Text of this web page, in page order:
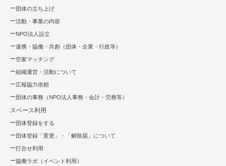
団体の立ち上げ
活動・事業の内容
NPO法⼈設⽴
連携・協働・共創（団体・企業・⾏政等）
空家マッチング
組織運営・活動について
広報協⼒依頼
団体の事務（NPO法人事務・会計・労務等）
スペース利用
団体登録をする
団体登録「変更」・「解除届」について
打合せ利用
協働ラボ（イベント利⽤）